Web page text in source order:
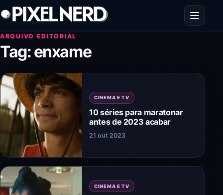
Pular para o conteúdo
Abrir
ARQUIVO EDITORIAL
Tag:enxame
CINEMA E TV
10 séries para maratonar
antes de 2023 acabar
21 out 2023
CINEMA E TV